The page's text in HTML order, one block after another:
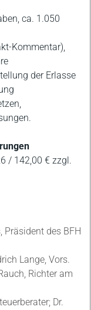
ca. 1.050
Kommentar),
der Erlasse
/ 142,00 € zzgl.
Präsident des BFH
Lange, Vors.
Richter am
Dr.